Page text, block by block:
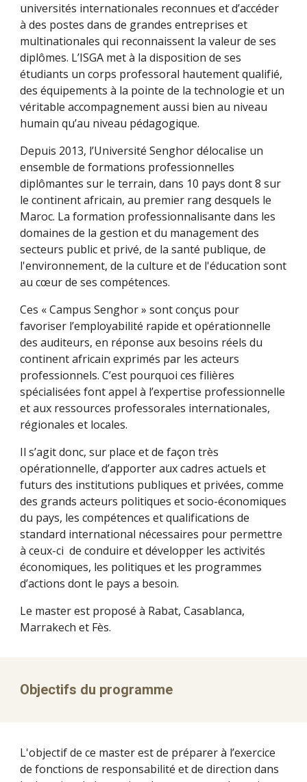
universités internationales reconnues et d’accéder
à des postes dans de grandes entreprises et
multinationales qui reconnaissent la valeur de ses
diplômes. L’ISGA met à la disposition de ses
étudiants un corps professoral hautement qualifié,
des équipements à la pointe de la technologie et un
véritable accompagnement aussi bien au niveau
humain qu’au niveau pédagogique.
Depuis 2013, l’Université Senghor délocalise un
ensemble de formations professionnelles
diplômantes sur le terrain, dans 10 pays dont 8 sur
le continent africain, au premier rang desquels le
Maroc. La formation professionnalisante dans les
domaines de la gestion et du management des
secteurs public et privé, de la santé publique, de
l'environnement, de la culture et de l'éducation sont
au cœur de ses compétences.
Ces « Campus Senghor » sont conçus pour
favoriser l’employabilité rapide et opérationnelle
des auditeurs, en réponse aux besoins réels du
continent africain exprimés par les acteurs
professionnels. C’est pourquoi ces filières
spécialisées font appel à l’expertise professionnelle
et aux ressources professorales internationales,
régionales et locales.
Il s’agit donc, sur place et de façon très
opérationnelle, d’apporter aux cadres actuels et
futurs des institutions publiques et privées, comme
des grands acteurs politiques et socio-économiques
du pays, les compétences et qualifications de
standard international nécessaires pour permettre
à ceux-ci de conduire et développer les activités
économiques, les politiques et les programmes
d’actions dont le pays a besoin.
Le master est proposé à Rabat, Casablanca,
Marrakech et Fès.
Objectifs du programme
L'objectif de ce master est de préparer à l’exercice
de fonctions de responsabilité et de direction dans